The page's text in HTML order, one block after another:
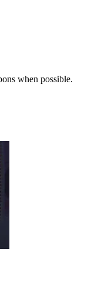
when possible.